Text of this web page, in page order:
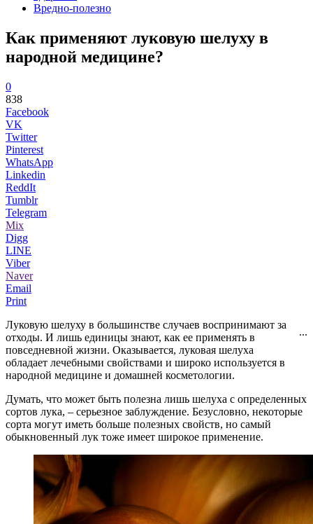
Вредно-полезно
Как применяют луковую шелуху в
народной медицине?
0
838
Facebook
VK
Twitter
Pinterest
WhatsApp
Linkedin
ReddIt
Tumblr
Telegram
Mix
Digg
LINE
Viber
Naver
Email
Print
...
Луковую шелуху в большинстве случаев воспринимают за
отходы. И лишь единицы знают, как ее применять в
повседневной жизни. Оказывается, луковая шелуха
обладает лечебными свойствами и широко используется в
народной медицине и домашней косметологии.
Думать, что может быть полезна лишь шелуха с определенных
сортов лука, – серьезное заблуждение. Безусловно, некоторые
сорта могут иметь больше полезных свойств, но самый
обыкновенный лук тоже имеет широкое применение.